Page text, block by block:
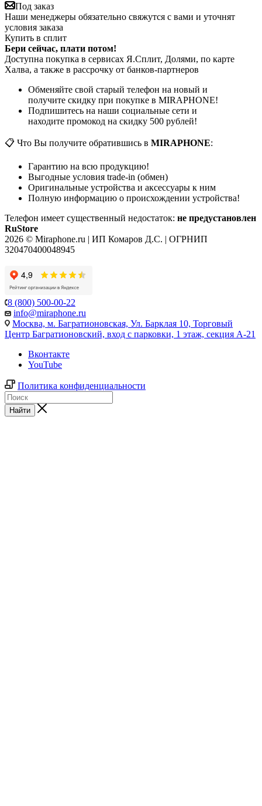
Под заказ
Наши менеджеры обязательно свяжутся с вами и уточнят
условия заказа
Купить в сплит
Бери сейчас, плати потом!
Доступна покупка в сервисах Я.Сплит, Долями, по карте
Халва, а также в рассрочку от банков-партнеров
Обменяйте свой старый телефон на новый и
получите скидку при покупке в MIRAPHONE!
Подпишитесь на наши социальные сети и
находите промокод на скидку 500 рублей!
📋 Что Вы получите обратившись в MIRAPHONE:
Гарантию на всю продукцию!
Выгодные условия trade-in (обмен)
Оригинальные устройства и аксессуары к ним
Полную информацию о происхождении устройства!
Телефон имеет существенный недостаток: не предустановлен
RuStore
2026 © Miraphone.ru | ИП Комаров Д.С. | ОГРНИП
320470400048945
8 (800) 500-00-22
info@miraphone.ru
Москва, м. Багратионовская, Ул. Барклая 10, Торговый
Центр Багратионовский, вход с парковки, 1 этаж, секция А-21
Вконтакте
YouTube
Политика конфиденциальности
Найти